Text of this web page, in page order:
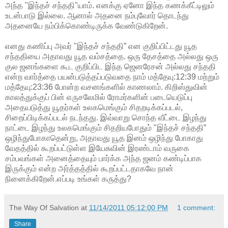
அந்த "இந்தச் சந்ததி"யாம். எனக்கு ஏனோ இந்த கணக்கீட்டிலும்
உடன்பாடு இல்லை. ஆனால் அதனை நம்புவோர் தொடந்து
அதனையே நம்பிக்கொண்டிருக்க வேண்டுகிறேன்.
எனது கணிப்பு அவர் "இந்தச் சந்ததி” என குறிப்பிட்டது யூத
சந்ததியை அதாவது யூத வம்சத்தை. ஒரு தேசத்தை அல்லது ஒரு
குல ஜனங்களை கூட குறிப்பிட இந்த ஜெனரேசன் அல்லது சந்ததி
என்ற வார்த்தை பயன்படுத்தப்படுவதை நாம் மத்தேயு:12:39 மற்றும்
மத்தேயு:23:36 போன்ற வசனங்களில் காணலாம். கிறிஸ்துவின்
காலத்துக்குப் பின் எருசலேமில் ரோமர்களின் படையெடுப்பு
அதையடுத்து யூதர்கள் உலகமெங்கும் சிதறடிக்கப்படல்,
சிறைப்பிடிக்கப்படல் நடந்தது. இவ்வாறு சொந்த வீட்டை இழந்து
நாட்டை இழந்து உலகமெங்கும் சிதறியபோதும் "இந்தச் சந்ததி”
ஒழிந்துபோகாதென்று, அதாவது யூத இனம் ஒழிந்து போகாது
வேதத்தில் கூறப்பட்டுள்ள இயேசுவின் இரண்டாம் வருகை
சம்பவங்கள் அனைத்தையும் பார்க்க அந்த ஜனம் கண்டிப்பாக
இருக்கும் என்ற அர்த்தத்தில் கூறப்பட்டதாகவே நான்
நினைக்கிறேன்.எப்படி உங்கள் கருத்து?
The Way Of Salvation at 11/14/2011 05:12:00 PM 1 comment:
Share